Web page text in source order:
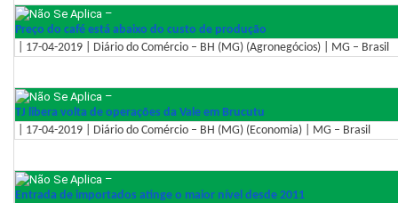
–
Preço do café está abaixo do custo de produção
| 17-04-2019 | Diário do Comércio – BH (MG) (Agronegócios) | MG – Brasil
–
TJ libera volta de operações da Vale em Brucutu
| 17-04-2019 | Diário do Comércio – BH (MG) (Economia) | MG – Brasil
–
Entrada de importados atinge o maior nível desde 2011